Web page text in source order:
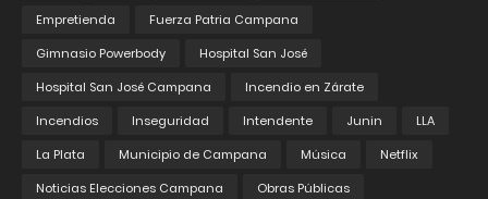
Empretienda
Fuerza Patria Campana
Gimnasio Powerbody
Hospital San José
Hospital San José Campana
Incendio en Zárate
Incendios
Inseguridad Intendente Junin
LLA
La Plata
Municipio de Campana Música
Netflix
Noticias Elecciones Campana
Obras Públicas